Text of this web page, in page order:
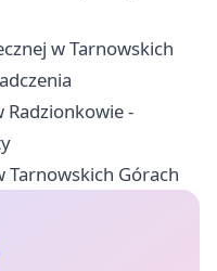
w Tarnowskich
-
Tarnowskich Górach